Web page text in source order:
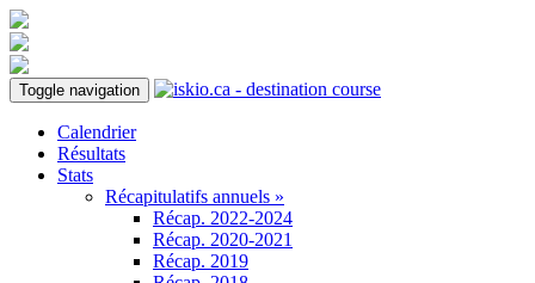
Toggle navigation
Calendrier
Résultats
Stats
Récapitulatifs annuels »
Récap. 2022-2024
Récap. 2020-2021
Récap. 2019